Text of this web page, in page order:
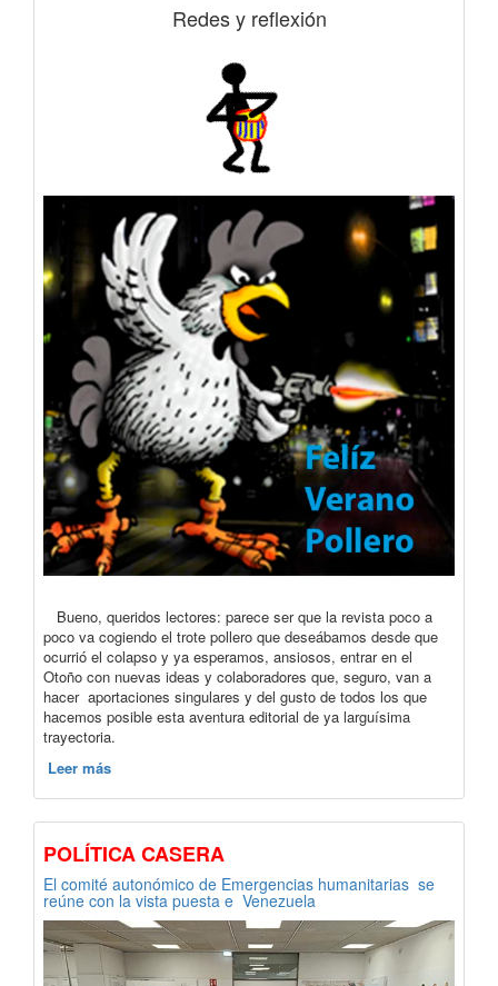
Redes y reflexión
Bueno, queridos lectores: parece ser que la revista poco a
poco va cogiendo el trote pollero que deseábamos desde que
ocurrió el colapso y ya esperamos, ansiosos, entrar en el
Otoño con nuevas ideas y colaboradores que, seguro, van a
hacer aportaciones singulares y del gusto de todos los que
hacemos posible esta aventura editorial de ya larguísima
trayectoria.
Leer más
POLÍTICA CASERA
El comité autonómico de Emergencias humanitarias se
reúne con la vista puesta e Venezuela